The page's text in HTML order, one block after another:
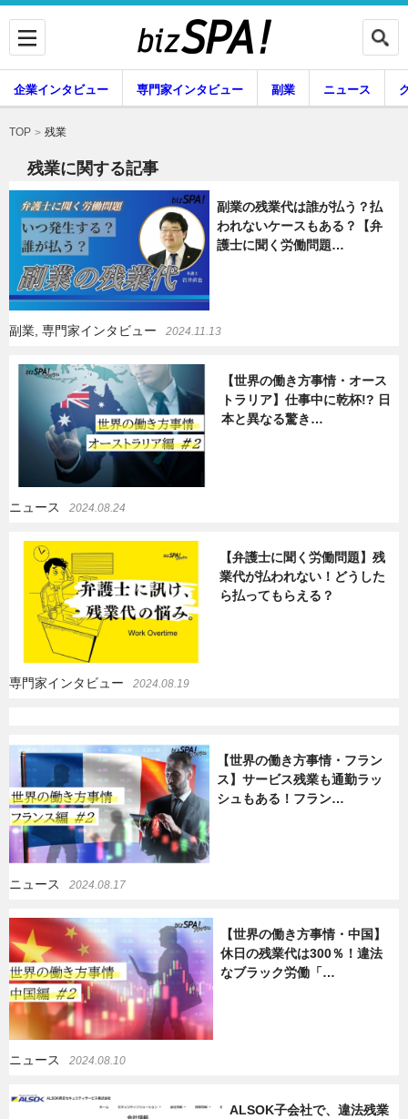
企業インタビュー 専門家インタビュー
グルメ
暮らし
企業インタビュー 専門家インタビュー 副業 ニュース
暮らし
TOP 残業
残業に関する記事
副業の残業代は誰が払う？払
われないケースもある？【弁
護士に聞く労働問題…
副業, 専門家インタビュー 2024.11.13
【世界の働き方事情・オース
トラリア】仕事中に乾杯!? 日
本と異なる驚き…
ニュース 2024.08.24
【弁護士に聞く労働問題】残
業代が払われない！どうした
ら払ってもらえる？
専門家インタビュー 2024.08.19
【世界の働き方事情・フラン
ス】サービス残業も通勤ラッ
シュもある！フラン…
ニュース 2024.08.17
【世界の働き方事情・中国】
休日の残業代は300％！違法
なブラック労働「…
ニュース 2024.08.10
ALSOK子会社で、違法残業